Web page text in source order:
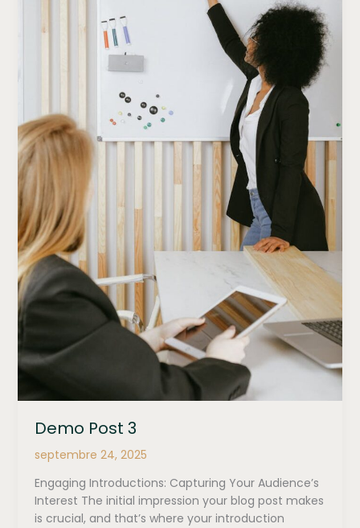
Demo Post 3
septembre 24, 2025
Engaging Introductions: Capturing Your Audience’s
Interest The initial impression your blog post makes
is crucial, and that’s where your introduction